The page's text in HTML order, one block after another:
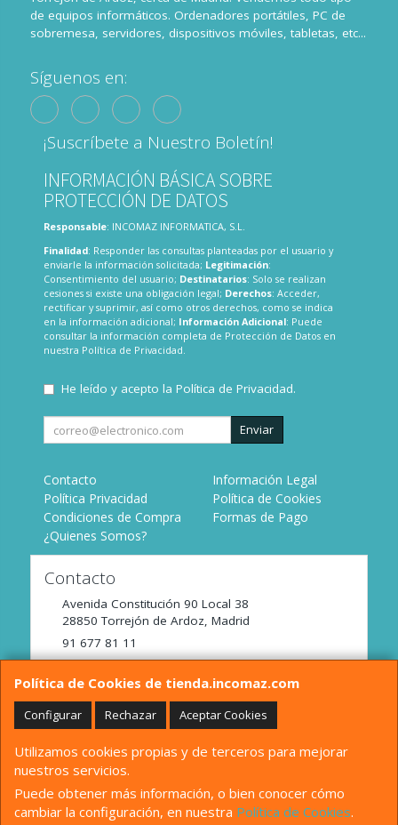
Política de Cookies de tienda.incomaz.com
Configurar Rechazar Aceptar Cookies
Utilizamos cookies propias y de terceros para mejorar
nuestros servicios.
Puede obtener más información, o bien conocer cómo
cambiar la configuración, en nuestra Política de Cookies.
de equipos informáticos. Ordenadores portátiles, PC de
sobremesa, servidores, dispositivos móviles, tabletas, etc...
Síguenos en:
¡Suscríbete a Nuestro Boletín!
INFORMACIÓN BÁSICA SOBRE
PROTECCIÓN DE DATOS
Responsable: INCOMAZ INFORMATICA, S.L.
Finalidad: Responder las consultas planteadas por el usuario y
enviarle la información solicitada; Legitimación:
Consentimiento del usuario; Destinatarios: Solo se realizan
cesiones si existe una obligación legal; Derechos: Acceder,
rectificar y suprimir, así como otros derechos, como se indica
en la información adicional; Información Adicional: Puede
consultar la información completa de Protección de Datos en
nuestra Política de Privacidad
He leído y acepto la Política de Privacidad.
Enviar
Contacto
Información Legal
Política Privacidad
Política de Cookies
Condiciones de Compra
Formas de Pago
¿Quienes Somos?
Contacto
Avenida Constitución 90 Local 38
28850 Torrejón de Ardoz, Madrid
91 677 81 11
tienda@incomaz.com
Horario
De Lunes a Viernes de 9:00 a 14:00
, , , , España. - C.I.F.: B82680158 - Tfno: